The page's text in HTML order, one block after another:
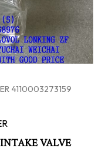
4110003273159
VALVE